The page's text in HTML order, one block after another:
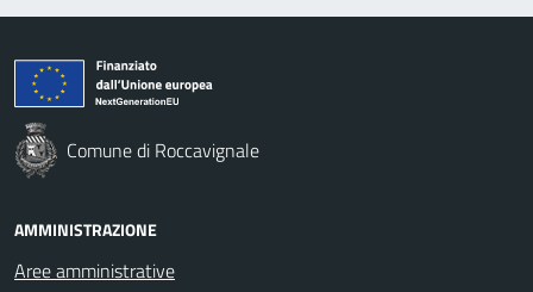
Comune di Roccavignale
AMMINISTRAZIONE
Aree amministrative